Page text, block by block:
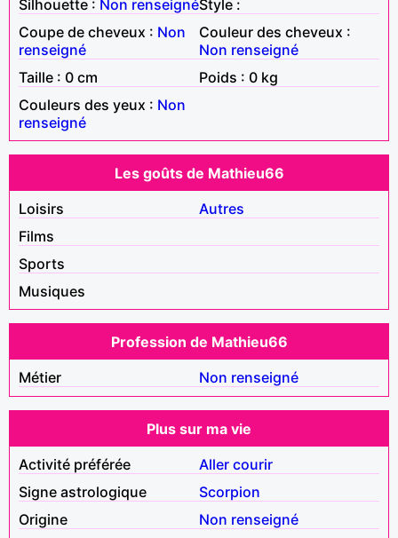
Silhouette : Non renseignéStyle :
Coupe de cheveux : Non
renseigné
Couleur des cheveux :
Non renseigné
Taille : 0 cm
Poids : 0 kg
Couleurs des yeux : Non
renseigné
Les goûts de Mathieu66
Loisirs
Autres
Films
Sports
Musiques
Profession de Mathieu66
Métier
Non renseigné
Plus sur ma vie
Activité préférée
Aller courir
Signe astrologique
Scorpion
Origine
Non renseigné